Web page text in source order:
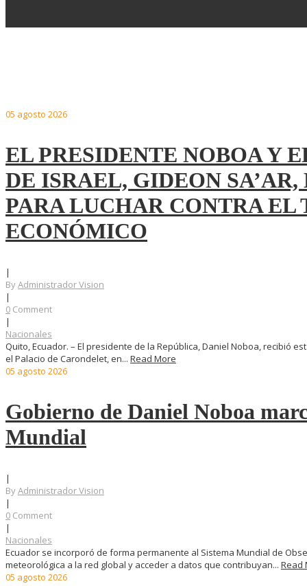
05 agosto 2026
EL PRESIDENTE NOBOA Y
DE ISRAEL, GIDEON
PARA LUCHAR CONTRA EL
ECONÓMICO
|
ByAdministrador Vision
|
0 Comment
|
Nacionales
Quito, Ecuador. – El presidente de la República, Daniel Noboa, recibió
el Palacio de Carondelet, en... Read More
05 agosto 2026
Gobierno de Daniel Noboa
Mundial
|
ByAdministrador Vision
|
0 Comment
|
Nacionales
Ecuador se incorporó de forma permanente al Sistema Mundial de
meteorológica a la red global y acceder a datos que contribuyan... Read
05 agosto 2026